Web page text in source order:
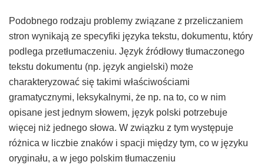
Podobnego rodzaju problemy związane z przeliczaniem
stron wynikają ze specyfiki języka tekstu, dokumentu, który
podlega przetłumaczeniu. Język źródłowy tłumaczonego
tekstu dokumentu (np. język angielski) może
charakteryzować się takimi właściwościami
gramatycznymi, leksykalnymi, że np. na to, co w nim
opisane jest jednym słowem, język polski potrzebuje
więcej niż jednego słowa. W związku z tym występuje
różnica w liczbie znaków i spacji między tym, co w języku
oryginału, a w jego polskim tłumaczeniu